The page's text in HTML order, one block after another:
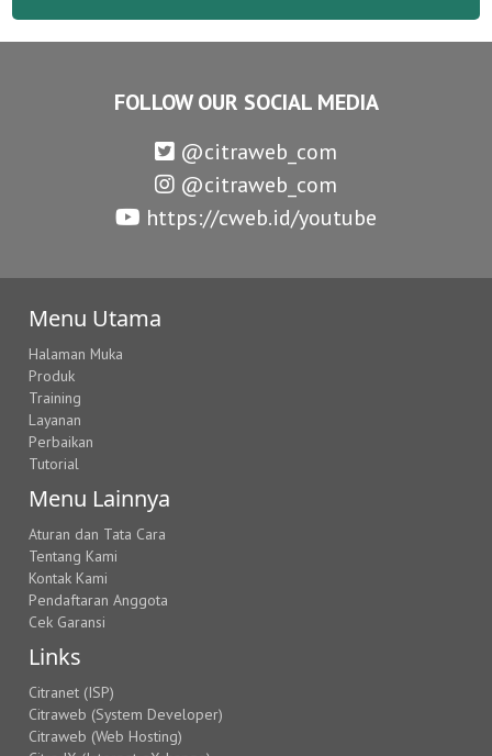
FOLLOW OUR SOCIAL MEDIA
@citraweb_com
@citraweb_com
https://cweb.id/youtube
Menu Utama
Halaman Muka
Produk
Training
Layanan
Perbaikan
Tutorial
Menu Lainnya
Aturan dan Tata Cara
Tentang Kami
Kontak Kami
Pendaftaran Anggota
Cek Garansi
Links
Citranet (ISP)
Citraweb (System Developer)
Citraweb (Web Hosting)